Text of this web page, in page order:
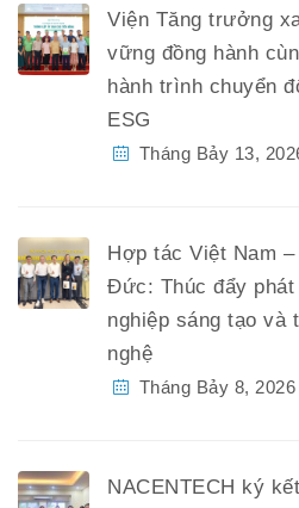
Viện Tăng trưởng
vững đồng hành
hành trình chuyển
ESG
Tháng Bảy 13,
Hợp tác Việt Nam
Đức: Thúc đẩy
nghiệp sáng tạo và
nghệ
Tháng Bảy 8, 2026
NACENTECH ký